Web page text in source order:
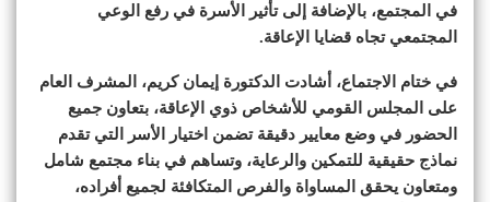
في المجتمع، بالإضافة إلى تأثير الأسرة في رفع الوعي
المجتمعي تجاه قضايا الإعاقة.
في ختام الاجتماع، أشادت الدكتورة إيمان كريم، المشرف العام
على المجلس القومي للأشخاص ذوي الإعاقة، بتعاون جميع
الحضور في وضع معايير دقيقة تضمن اختيار الأسر التي تقدم
نماذج حقيقية للتمكين والرعاية، وتساهم في بناء مجتمع شامل
ومتعاون يحقق المساواة والفرص المتكافئة لجميع أفراده،